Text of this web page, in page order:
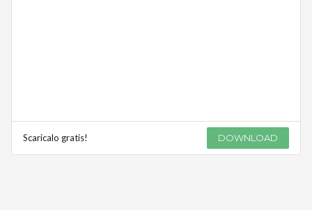
Scaricalo gratis! DOWNLOAD